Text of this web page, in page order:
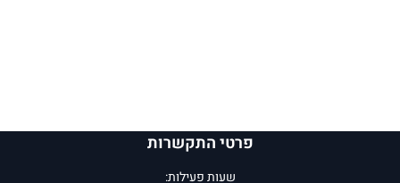
פרטי התקשרות
שעות פעילות: